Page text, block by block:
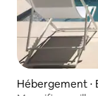
Hébergement ⋅